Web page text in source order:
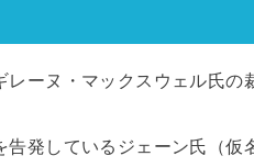
ーヌ・マックスウェル氏の
発しているジェーン氏（仮